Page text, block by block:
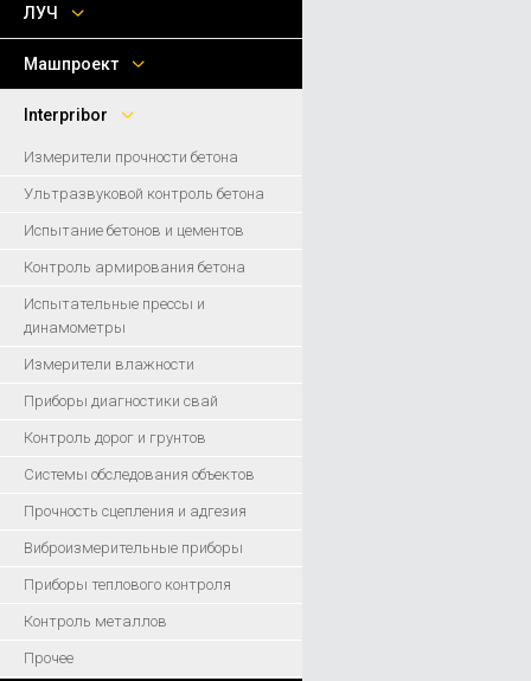
ЛУЧ
Машпроект
Interpribor
Измерители прочности бетона
Ультразвуковой контроль бетона
Испытание бетонов и цементов
Контроль армирования бетона
Испытательные прессы и
динамометры
Измерители влажности
Приборы диагностики свай
Контроль дорог и грунтов
Системы обследования объектов
Прочность сцепления и адгезия
Виброизмерительные приборы
Приборы теплового контроля
Контроль металлов
Прочее